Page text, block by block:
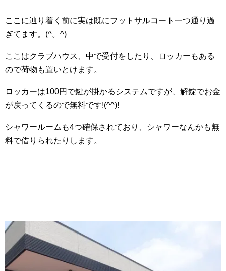
ここに辿り着く前に実は既にフットサルコート一つ通り過
ぎてます。(^。^)
ここはクラブハウス、中で受付をしたり、ロッカーもある
ので荷物も置いとけます。
ロッカーは100円で鍵が掛かるシステムですが、解錠でお金
が戻ってくるので無料です!(^^)!
シャワールームも4つ確保されており、シャワーなんかも無
料で借りられたりします。